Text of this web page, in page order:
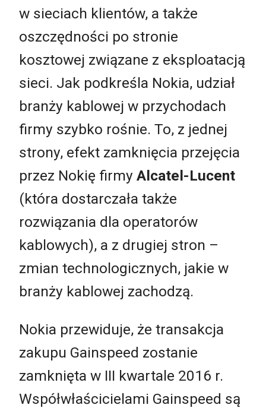
w sieciach klientów, a także
oszczędności po stronie
kosztowej związane z eksploatacją
sieci. Jak podkreśla Nokia, udział
branży kablowej w przychodach
firmy szybko rośnie. To, z jednej
strony, efekt zamknięcia przejęcia
przez Nokię firmy Alcatel-Lucent
(która dostarczała także
rozwiązania dla operatorów
kablowych), a z drugiej stron –
zmian technologicznych, jakie w
branży kablowej zachodzą.
Nokia przewiduje, że transakcja
zakupu Gainspeed zostanie
zamknięta w III kwartale 2016 r.
Współwłaścicielami Gainspeed są